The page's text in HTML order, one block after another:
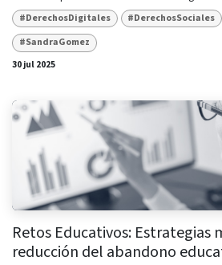
#DerechosDigitales #DerechosSociales
#SandraGomez
30 jul 2025
Retos Educativos:
reducción del abandono